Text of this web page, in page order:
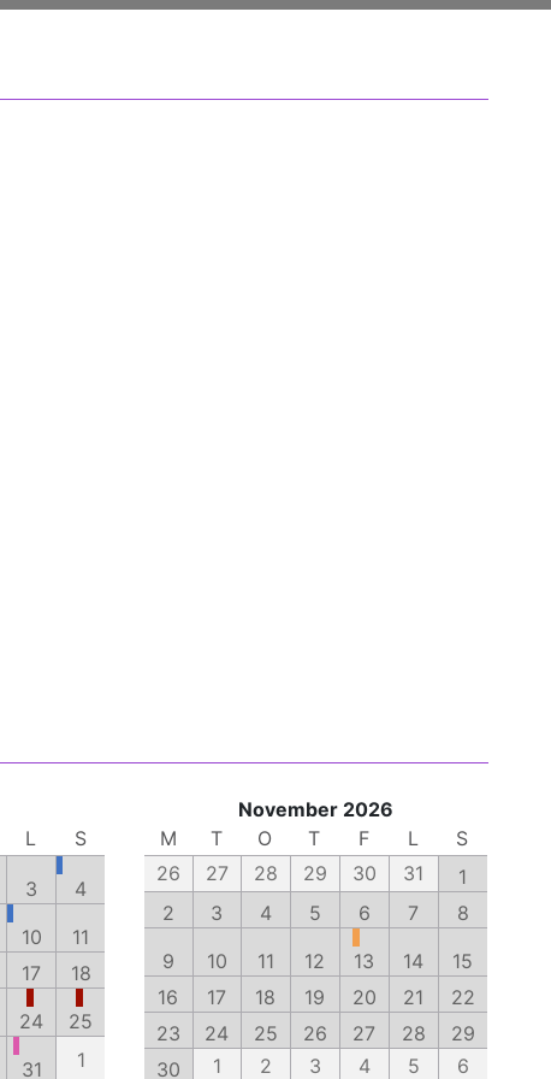
L
S
3
4
10
11
17
18
24
25
31 1
November 2026
M
T O T F L
S
26
27 28 29 30 31
1
2
3 4 5 6 7
8
9
10 11 12 13 14
15
16
17 18 19 20 21
22
23
24 25 26 27 28
29
30
1 2 3 4 5 6